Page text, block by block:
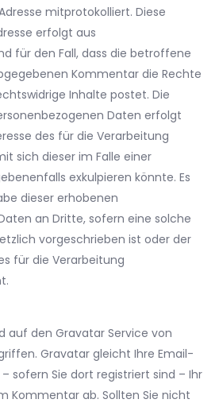
mitprotokolliert. Diese
erfolgt aus
für den Fall, dass die betroffene
Kommentar die Rechte
Inhalte postet. Die
Daten erfolgt
des für die Verarbeitung
sich dieser im Falle einer
exkulpieren könnte. Es
dieser erhobenen
an Dritte, sofern eine solche
vorgeschrieben ist oder der
für die Verarbeitung
auf den Gravatar Service von
Gravatar gleicht Ihre Email-
sofern Sie dort registriert sind – Ihr
Kommentar ab. Sollten Sie nicht